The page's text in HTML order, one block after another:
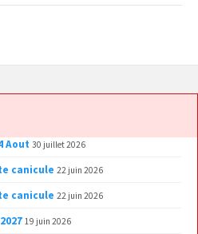
Aout 30 juillet 2026
canicule 22 juin 2026
canicule 22 juin 2026
19 juin 2026